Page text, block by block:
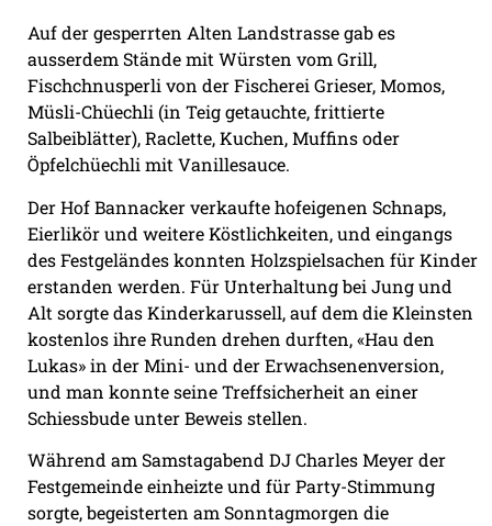
Auf der gesperrten Alten Landstrasse gab es
ausserdem Stände mit Würsten vom Grill,
Fischchnusperli von der Fischerei Grieser, Momos,
Müsli-Chüechli (in Teig getauchte, frittierte
Salbeiblätter), Raclette, Kuchen, Muffins oder
Öpfelchüechli mit Vanillesauce.
Der Hof Bannacker verkaufte hofeigenen Schnaps,
Eierlikör und weitere Köstlichkeiten, und eingangs
des Festgeländes konnten Holzspielsachen für Kinder
erstanden werden. Für Unterhaltung bei Jung und
Alt sorgte das Kinderkarussell, auf dem die Kleinsten
kostenlos ihre Runden drehen durften, «Hau den
Lukas» in der Mini- und der Erwachsenenversion,
und man konnte seine Treffsicherheit an einer
Schiessbude unter Beweis stellen.
Während am Samstagabend DJ Charles Meyer der
Festgemeinde einheizte und für Party-Stimmung
sorgte, begeisterten am Sonntagmorgen die